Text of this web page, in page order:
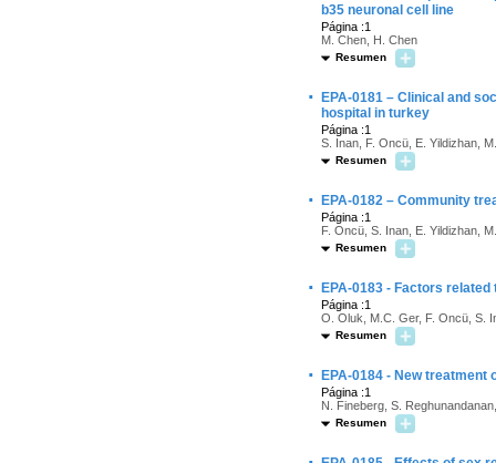
b35 neuronal cell line
Página :1
M. Chen, H. Chen
Resumen
·
EPA-0181 – Clinical and
hospital in turkey
Página :1
S. Inan, F. Oncü, E. Yildizhan,
Resumen
· EPA-0182 – Community
Página :1
F. Oncü, S. Inan, E. Yildizhan,
Resumen
· EPA-0183 - Factors
Página :1
O. Oluk, M.C. Ger, F. Oncü, S.
Resumen
· EPA-0184 - New
Página :1
N. Fineberg, S.
Resumen